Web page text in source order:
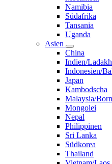
Namibia
Südafrika
Tansania
Uganda
Asien
China
Indien/Ladakh
Indonesien/
Japan
Kambodscha
Malaysia/
Mongolei
Nepal
Philippinen
Sri Lanka
Südkorea
Thailand